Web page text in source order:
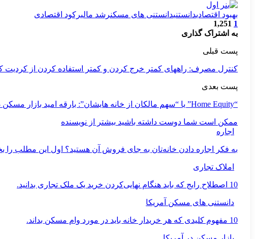
بهبود اقتصادیدانستنیدانستنی های مسکنرشد مالیرکود اقتصادی
1
1,251
به اشتراک گذاری
پست قبلی
کنترل مصرف: راههای کمتر خرج کردن و کمتر استفاده کردن از کردیت
پست بعدی
“Home Equity” یا “سهم مالکان از خانه هایشان”: بارقه امید بازار مسکن در آمریکا برای عبور از بحران کرونا
ممکن است شما دوست داشته باشید بیشتر از نویسنده
اجاره
به فکر اجاره دادن خانه‌تان به جای فروش آن هستید؟ اول این مطلب را
املاک تجاری
10 اصطلاح رایج که باید هنگام نهایی‌کردن خرید یک ملک تجاری بدانید.
دانستنی های مسکن آمریکا
10 مفهوم کلیدی که هر خریدار خانه باید در مورد وام مسکن بداند.